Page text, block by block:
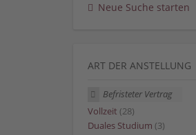
Neue Suche starten
ART DER ANSTELLUNG
Befristeter Vertrag
Vollzeit (28)
Duales Studium (3)